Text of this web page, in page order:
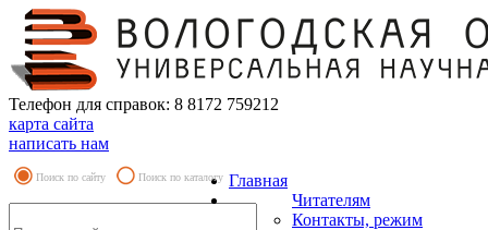
Телефон для справок: 8 8172 759212
карта сайта
написать нам
Поиск по сайту Поиск по каталогу Главная
Читателям
Контакты, режим